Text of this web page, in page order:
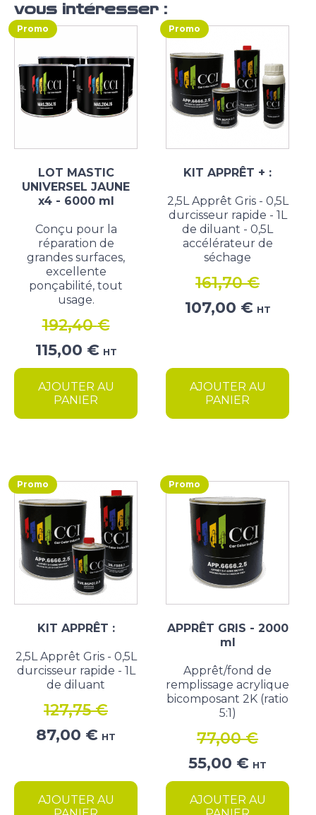
vous intéresser :
Promo
LOT MASTIC
UNIVERSEL JAUNE
x4 - 6000 ml
Conçu pour la
réparation de
grandes surfaces,
excellente
ponçabilité, tout
usage.
192,40€
Le
initial
était :
192,40 €.
115,00 €Le
actuel
115,00 €.
HT
AJOUTER AU
PANIER
Promo
KIT APPRÊT + :
2,5L Apprêt Gris - 0,5L
durcisseur rapide - 1L
de diluant - 0,5L
accélérateur de
séchage
161,70€
Le
107,00 €Le
107,00 €.
HT
AJOUTER AU
PANIER
Promo
KIT APPRÊT :
2,5L Apprêt Gris - 0,5L
durcisseur rapide - 1L
de diluant
127,75€
Le
était :
127,75 €.
87,00 €Le
est :
87,00 €.
HT
AJOUTER AU
Promo
APPRÊT GRIS - 2000
ml
Apprêt/fond de
remplissage acrylique
bicomposant 2K (ratio
5:1)
77,00€
Le
initial
était :
55,00 €Le
actuel
est :
HT
AJOUTER AU